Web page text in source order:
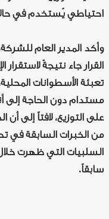
احتياطي يُستخدم في
وأكد المدير العام
القرار جاء نتيجةً
تعبئة الأسطوانات
مستدام دون الحاجة إلى
على التوزيع، لافتاً إلى
من الخبرات السابقة في
السلبيات التي ظهرت
سابقاً.